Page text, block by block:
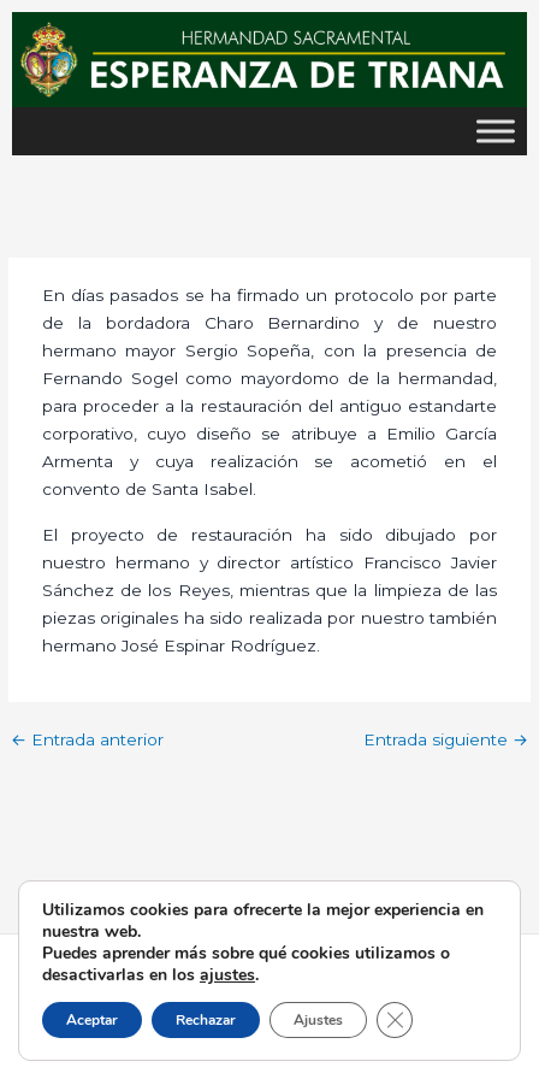
contenido
En días pasados se ha firmado un protocolo por parte
de la bordadora Charo Bernardino y de nuestro
hermano mayor Sergio Sopeña, con la presencia de
Fernando Sogel como mayordomo de la hermandad,
para proceder a la restauración del antiguo estandarte
corporativo, cuyo diseño se atribuye a Emilio García
Armenta y cuya realización se acometió en el
convento de Santa Isabel.
El proyecto de restauración ha sido dibujado por
nuestro hermano y director artístico Francisco Javier
Sánchez de los Reyes, mientras que la limpieza de las
piezas originales ha sido realizada por nuestro también
hermano José Espinar Rodríguez.
← Entrada anterior Entrada siguiente →
Todos los derechos © 2026 Esperanza de Triana | Funciona
gracias aTema Astra para WordPress
Utilizamos cookies para ofrecerte la mejor experiencia en
nuestra web.
Puedes aprender más sobre qué cookies utilizamos o
desactivarlas en los ajustes.
Aceptar Rechazar Ajustes Cerrar el banner